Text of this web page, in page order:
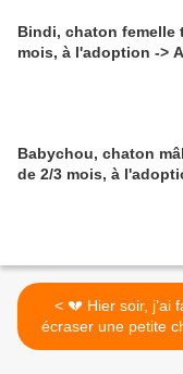
Bindi, chaton femelle
mois, à l'adoption ->
Babychou, chaton
de 2/3 mois, à
< 💔 Hier soir, j’ai failli
écraser une petite
noire…